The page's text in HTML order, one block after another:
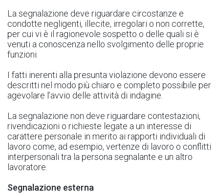
La segnalazione deve riguardare circostanze e
condotte negligenti, illecite, irregolari o non corrette,
per cui vi è il ragionevole sospetto o delle quali si è
venuti a conoscenza nello svolgimento delle proprie
funzioni.
I fatti inerenti alla presunta violazione devono essere
descritti nel modo più chiaro e completo possibile per
agevolare l’avvio delle attività di indagine.
La segnalazione non deve riguardare contestazioni,
rivendicazioni o richieste legate a un interesse di
carattere personale in merito ai rapporti individuali di
lavoro come, ad esempio, vertenze di lavoro o conflitti
interpersonali tra la persona segnalante e un altro
lavoratore.
Segnalazione esterna